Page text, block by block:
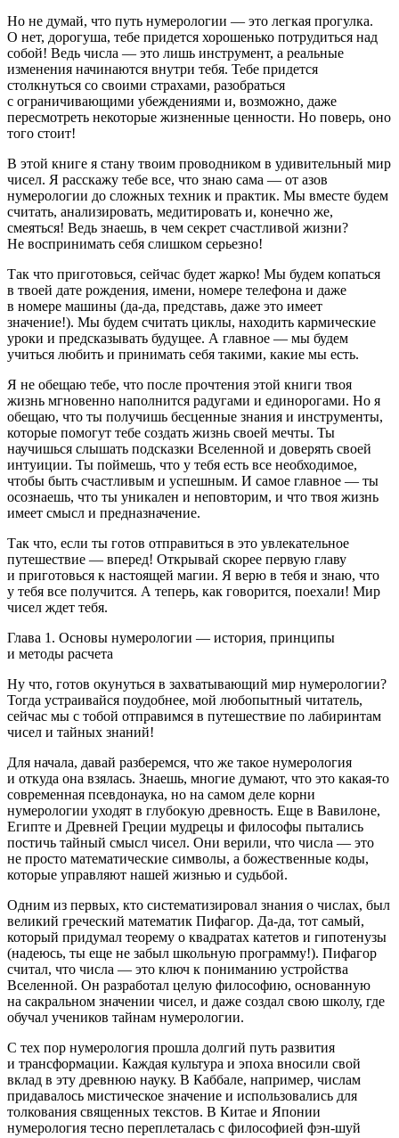
Но не думай, что путь нумерологии — это легкая прогулка.
О нет, дорогуша, тебе придется хорошенько потрудиться над
собой! Ведь числа — это лишь инструмент, а реальные
изменения начинаются внутри тебя. Тебе придется
столкнуться со своими страхами, разобраться
с ограничивающими убеждениями и, возможно, даже
пересмотреть некоторые жизненные ценности. Но поверь, оно
того стоит!
В этой книге я стану твоим проводником в удивительный мир
чисел. Я расскажу тебе все, что знаю сама — от азов
нумерологии до сложных техник и практик. Мы вместе будем
считать, анализировать, медитировать и, конечно же,
смеяться! Ведь знаешь, в чем секрет счастливой жизни?
Не воспринимать себя слишком серьезно!
Так что приготовься, сейчас будет жарко! Мы будем копаться
в твоей дате рождения, имени, номере телефона и даже
в номере машины (да-да, представь, даже это имеет
значение!). Мы будем считать циклы, находить кармические
уроки и предсказывать будущее. А главное — мы будем
учиться любить и принимать себя такими, какие мы есть.
Я не обещаю тебе, что после прочтения этой книги твоя
жизнь мгновенно наполнится радугами и единорогами. Но я
обещаю, что ты получишь бесценные знания и инструменты,
которые помогут тебе создать жизнь своей мечты. Ты
научишься слышать подсказки Вселенной и доверять своей
интуиции. Ты поймешь, что у тебя есть все необходимое,
чтобы быть счастливым и успешным. И самое главное — ты
осознаешь, что ты уникален и неповторим, и что твоя жизнь
имеет смысл и предназначение.
Так что, если ты готов отправиться в это увлекательное
путешествие — вперед! Открывай скорее первую главу
и приготовься к настоящей магии. Я верю в тебя и знаю, что
у тебя все получится. А теперь, как говорится, поехали! Мир
чисел ждет тебя.
Глава 1. Основы нумерологии — история, принципы
и методы расчета
Ну что, готов окунуться в захватывающий мир нумерологии?
Тогда устраивайся поудобнее, мой любопытный читатель,
сейчас мы с тобой отправимся в путешествие по лабиринтам
чисел и тайных знаний!
Для начала, давай разберемся, что же такое нумерология
и откуда она взялась. Знаешь, многие думают, что это какая-то
современная псевдонаука, но на самом деле корни
нумерологии уходят в глубокую древность. Еще в Вавилоне,
Египте и Древней Греции мудрецы и философы пытались
постичь тайный смысл чисел. Они верили, что числа — это
не просто математические символы, а божественные коды,
которые управляют нашей жизнью и судьбой.
Одним из первых, кто систематизировал знания о числах, был
великий греческий математик Пифагор. Да-да, тот самый,
который придумал теорему о квадратах катетов и гипотенузы
(надеюсь, ты еще не забыл школьную программу!). Пифагор
считал, что числа — это ключ к пониманию устройства
Вселенной. Он разработал целую философию, основанную
на сакральном значении чисел, и даже создал свою школу, где
обучал учеников тайнам нумерологии.
С тех пор нумерология прошла долгий путь развития
и трансформации. Каждая культура и эпоха вносили свой
вклад в эту древнюю науку. В Каббале, например, числам
придавалось мистическое значение и использовались для
толкования священных текстов. В Китае и Японии
нумерология тесно переплеталась с философией фэн-шуй